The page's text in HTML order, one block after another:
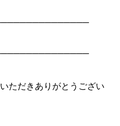
ただきありがとうござい